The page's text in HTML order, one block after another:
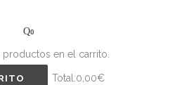
0
productos en el carrito.
Total:0,00€